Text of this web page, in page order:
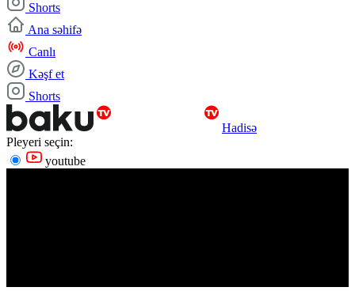
Shorts
Ana səhifə
Canlı
Kəşf et
Shorts
Hadisə
Pleyeri seçin:
youtube